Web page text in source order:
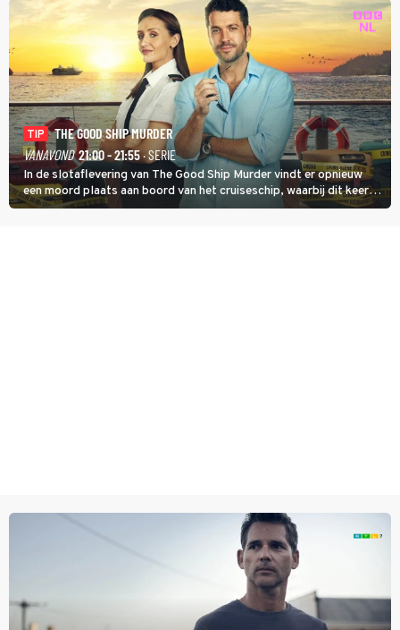
TIP
THE GOOD SHIP MURDER
VANAVOND 21:00 - 21:55· SERIE
In de slotaflevering van The Good Ship Murder vindt er opnieuw
een moord plaats aan boord van het cruiseschip, waarbij dit keer
een bemanningslid het slachtoffer is en kapitein Marlowe de dader